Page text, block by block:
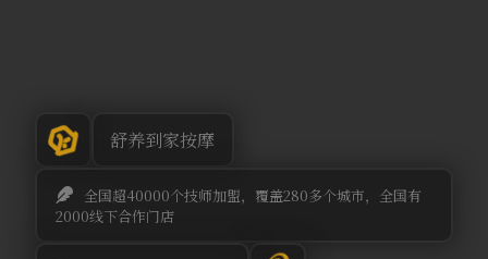
舒养到家按摩
全国超40000个技师加盟，覆盖280多个城市，全国有
2000线下合作门店